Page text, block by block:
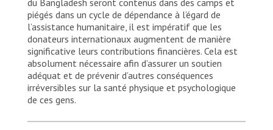
piégés dans un cycle de dépendance à l’égard de
l’assistance humanitaire, il est impératif que les
donateurs internationaux augmentent de manière
significative leurs contributions financières. Cela est
absolument nécessaire afin d’assurer un soutien
adéquat et de prévenir d’autres conséquences
irréversibles sur la santé physique et psychologique
de ces gens.